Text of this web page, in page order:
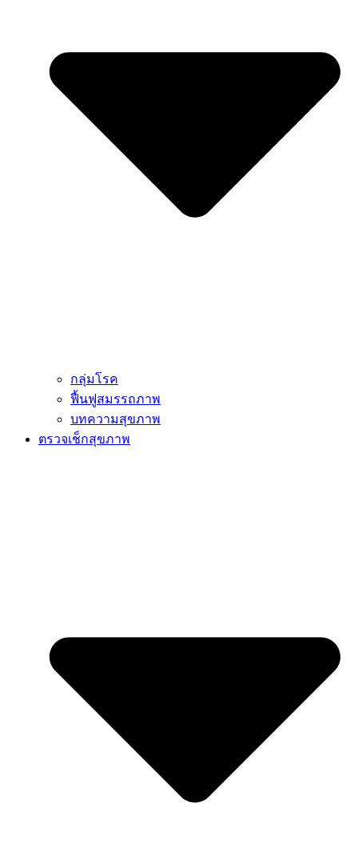
กลุ่มโรค
ฟื้นฟูสมรรถภาพ
บทความสุขภาพ
ตรวจเช็กสุขภาพ